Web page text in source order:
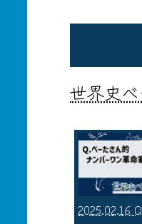
世界史
2025.02.16